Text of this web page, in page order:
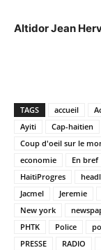
Altidor Jean
TAGS accueil
Ayiti
Cap-haitien
Coup d'oeil sur le
economie
En bref
HaitiProgres
Jacmel
Jeremie
New york
PHTK
Police
PRESSE
RADIO